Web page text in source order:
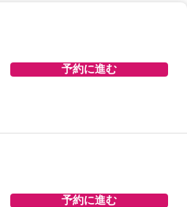
予約に進む
予約に進む